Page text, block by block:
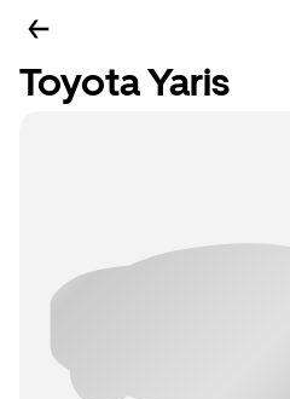
Toyota Yaris